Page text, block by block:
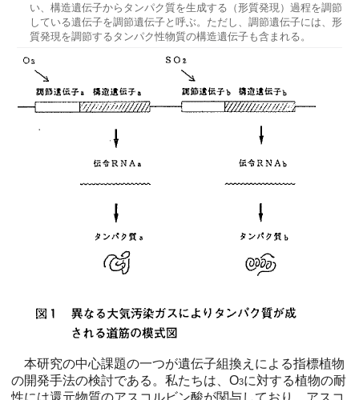
い、構造遺伝子からタンパク質を生成する（形質発現）過程を調節
している遺伝子を調節遺伝子と呼ぶ。ただし、調節遺伝子には、形
質発現を調節するタンパク性物質の構造遺伝子も含まれる。
本研究の中心課題の一つが遺伝子組換えによる指標植物
の開発手法の検討である。私たちは、O3に対する植物の耐
性には還元物質のアスコルビン酸が関与しており、アスコ